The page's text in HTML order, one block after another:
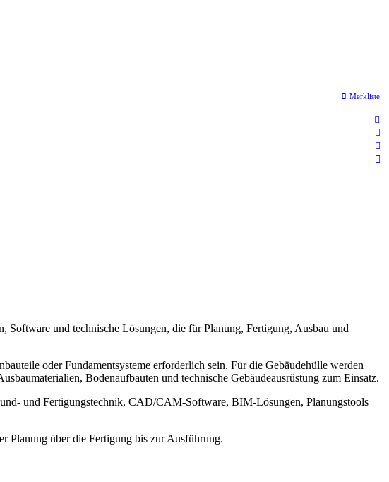
Merkliste
Software und technische Lösungen, die für Planung, Fertigung, Ausbau und
oder Fundamentsysteme erforderlich sein. Für die Gebäudehülle werden
Bodenaufbauten und technische Gebäudeausrüstung zum Einsatz.
und Fertigungstechnik, CAD/CAM-Software, BIM-Lösungen, Planungstools
Planung über die Fertigung bis zur Ausführung.